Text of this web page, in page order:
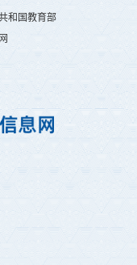
和国教育部